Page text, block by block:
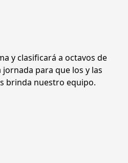
y clasificará a octavos de
para que los y las
brinda nuestro equipo.